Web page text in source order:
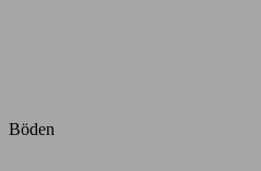
Böden